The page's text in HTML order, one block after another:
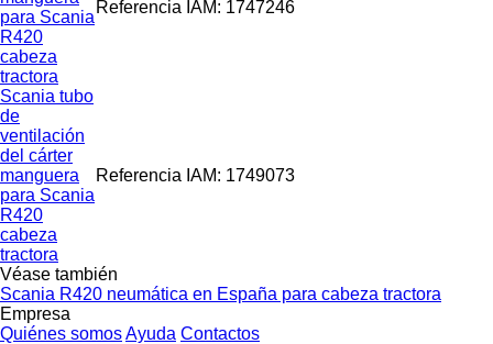
para Scania
R420
cabeza
tractora
Referencia IAM: 1747246
Scania tubo
de
ventilación
del cárter
manguera
para Scania
R420
cabeza
tractora
Referencia IAM: 1749073
Véase también
Scania R420 neumática en España para cabeza tractora
Empresa
Quiénes somosAyuda Contactos